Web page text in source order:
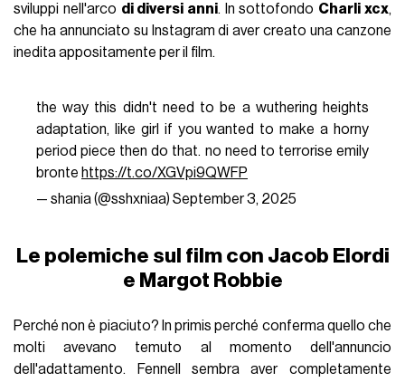
sviluppi nell'arco di diversi anni. In sottofondo Charli xcx,
che ha annunciato su Instagram di aver creato una canzone
inedita appositamente per il film.
the way this didn't need to be a wuthering heights
adaptation, like girl if you wanted to make a horny
period piece then do that. no need to terrorise emily
bronte https://t.co/XGVpi9QWFP
— shania (@sshxniaa) September 3, 2025
Le polemiche sul film con Jacob Elordi
e Margot Robbie
Perché non è piaciuto? In primis perché conferma quello che
molti avevano temuto al momento dell'annuncio
dell'adattamento. Fennell sembra aver completamente